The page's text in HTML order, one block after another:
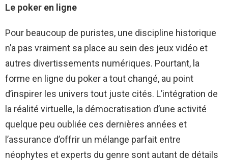
Le poker en ligne
Pour beaucoup de puristes, une discipline historique
n’a pas vraiment sa place au sein des jeux vidéo et
autres divertissements numériques. Pourtant, la
forme en ligne du poker a tout changé, au point
d’inspirer les univers tout juste cités. L’intégration de
la réalité virtuelle, la démocratisation d’une activité
quelque peu oubliée ces dernières années et
l’assurance d’offrir un mélange parfait entre
néophytes et experts du genre sont autant de détails